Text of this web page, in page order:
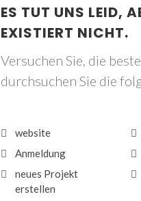
ES TUT UNS LEID,
EXISTIERT NICHT.
Versuchen Sie, die
durchsuchen Sie die
website
Anmeldung
neues Projekt
erstellen